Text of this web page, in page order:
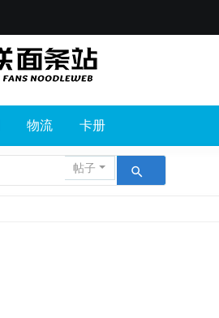
物流 卡册
帖子